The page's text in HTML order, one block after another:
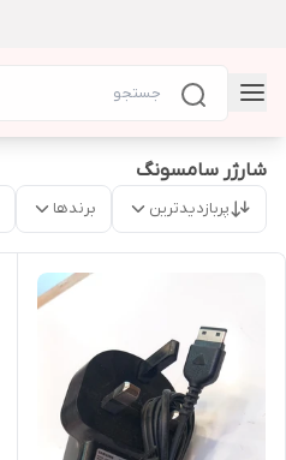
شارژر سامسونگ
پربازدیدترین برندها